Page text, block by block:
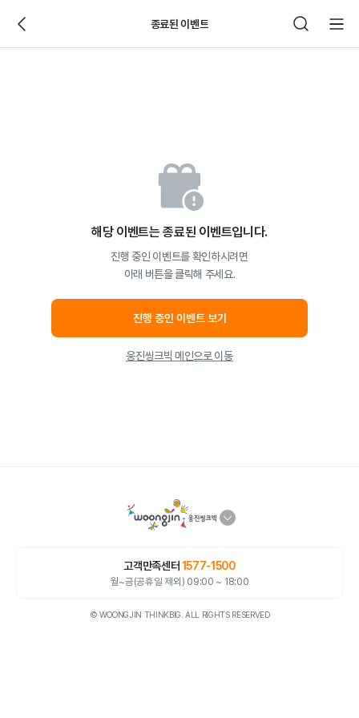
종료된 이벤트
해당 이벤트는 종료된 이벤트입니다.
진행 중인 이벤트를 확인하시려면
아래 버튼을 클릭해 주세요.
진행 중인 이벤트 보기
웅진씽크빅 메인으로 이동
고객만족센터 1577-1500
월~금(공휴일 제외) 09:00 ~ 18:00
© WOONGJIN THINKBIG. ALL RIGHTS RESERVED